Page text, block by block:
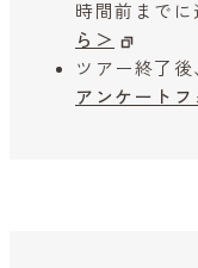
時間前までに
ら＞
ツアー終了後
アンケートフ